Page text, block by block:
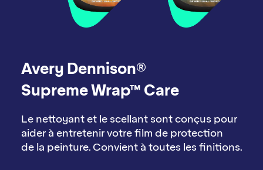
Avery Dennison®
Supreme Wrap™ Care
Le nettoyant et le scellant sont conçus pour
aider à entretenir votre film de protection
de la peinture. Convient à toutes les finitions.